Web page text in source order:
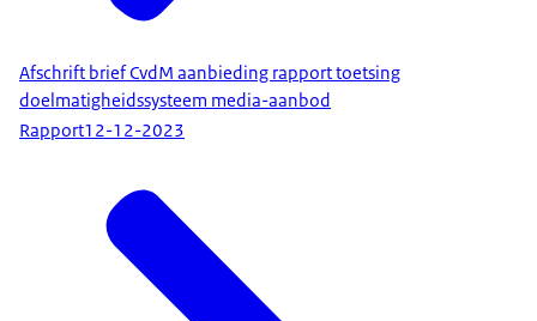
Afschrift brief CvdM aanbieding rapport toetsing
doelmatigheidssysteem media-aanbod
Rapport12-12-2023